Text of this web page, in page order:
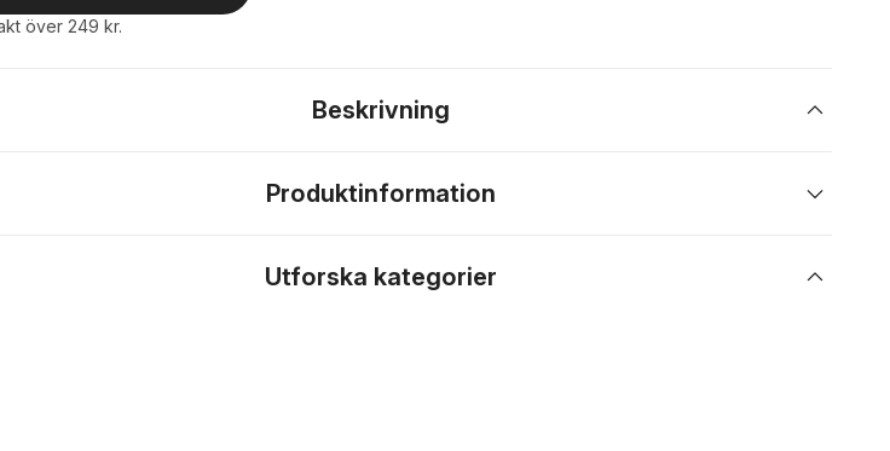
över 249 kr.
Beskrivning
Produktinformation
Utforska kategorier